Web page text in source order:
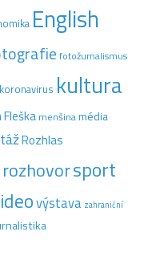
English
fotožurnalismus
koronavirus kultura
menšinamédia
Rozhlas
rozhovorsport
výstava zahraniční